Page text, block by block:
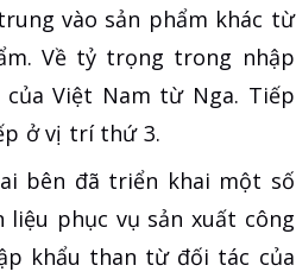
vào sản phẩm khác từ
Về tỷ trọng trong nhập
Việt Nam từ Nga. Tiếp
ở vị trí thứ 3.
bên đã triển khai một số
phục vụ sản xuất công
khẩu than từ đối tác của